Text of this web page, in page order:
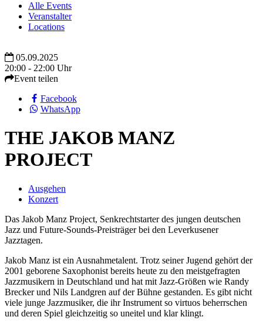
Alle Events
Veranstalter
Locations
05.09.2025
20:00 - 22:00 Uhr
Event teilen
Facebook
WhatsApp
THE JAKOB MANZ
PROJECT
Ausgehen
Konzert
Das Jakob Manz Project, Senkrechtstarter des jungen deutschen
Jazz und Future-Sounds-Preisträger bei den Leverkusener
Jazztagen.
Jakob Manz ist ein Ausnahmetalent. Trotz seiner Jugend gehört der
2001 geborene Saxophonist bereits heute zu den meistgefragten
Jazzmusikern in Deutschland und hat mit Jazz-Größen wie Randy
Brecker und Nils Landgren auf der Bühne gestanden. Es gibt nicht
viele junge Jazzmusiker, die ihr Instrument so virtuos beherrschen
und deren Spiel gleichzeitig so uneitel und klar klingt.